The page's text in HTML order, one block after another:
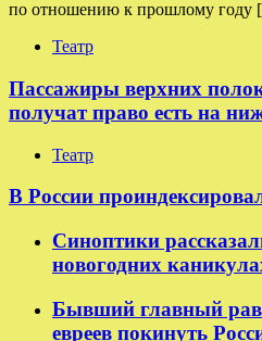
по отношению к прошлому
Театр
Пассажиры верхних
получат право есть на
Театр
В России
Синоптики
новогодних
Бывший главный
евреев покинуть